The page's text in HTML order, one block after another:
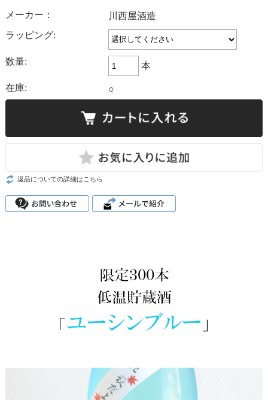
メーカー：
川西屋酒造
ラッピング:
数量: 本
在庫: ○
返品についての詳細はこちら